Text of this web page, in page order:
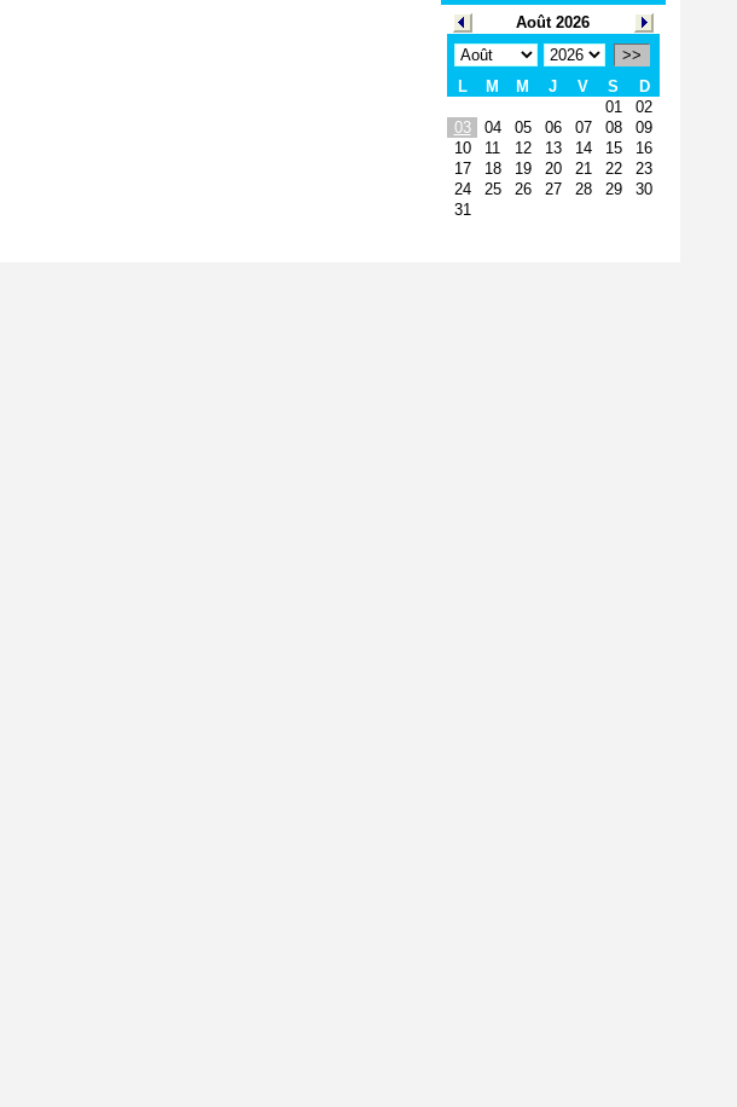
Août 2026
>>
L
M M J V S
D
01
02
03
04 05 06 07 08
09
10
11 12 13 14 15
16
17
18 19 20 21 22
23
24
25 26 27 28 29
30
31